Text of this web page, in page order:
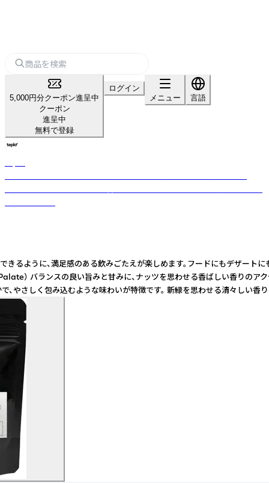
5,000円分クーポン進呈中
クーポン
進呈中
無料で登録
ログイン
メニュー
言語
うに、満足感のある飲みごたえが楽しめます。フードにもデザ
） バランスの良い旨みと甘みに、ナッツを思わせる香ばしい香
やさしく包み込むような味わいが特徴です。 新緑を思わせる清々し